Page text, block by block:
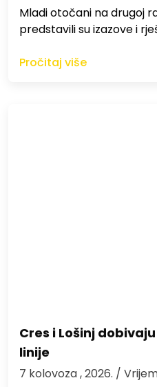
Mladi otočani na drugoj
predstavili su izazove i
Pročitaj više
Cres i Lošinj
linije
7 kolovoza , 2026. /